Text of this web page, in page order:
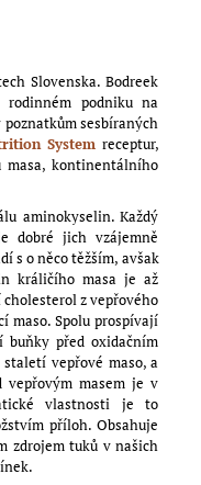
Slovenska. Bodreek
podniku na
sesbíraných
System receptur,
masa, kontinentálního
aminokyselin. Každý
dobré jich vzájemně
s o něco těžším, avšak
králičího masa je až
z vepřového
maso. Spolu prospívají
buňky před oxidačním
vepřové maso, a
vepřovým masem je v
vlastnosti je to
příloh. Obsahuje
zdrojem tuků v našich